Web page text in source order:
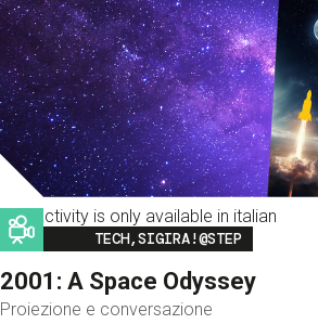
This activity is only available in italian
Image
TECH,SIGIRA!@STEP
2001: A Space Odyssey
Proiezione e conversazione